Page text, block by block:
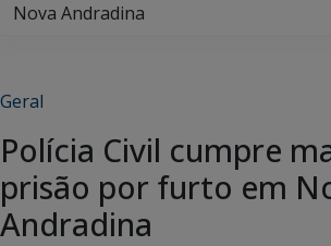
Nova Andradina
Geral
Polícia Civil cumpre
prisão por furto em
Andradina